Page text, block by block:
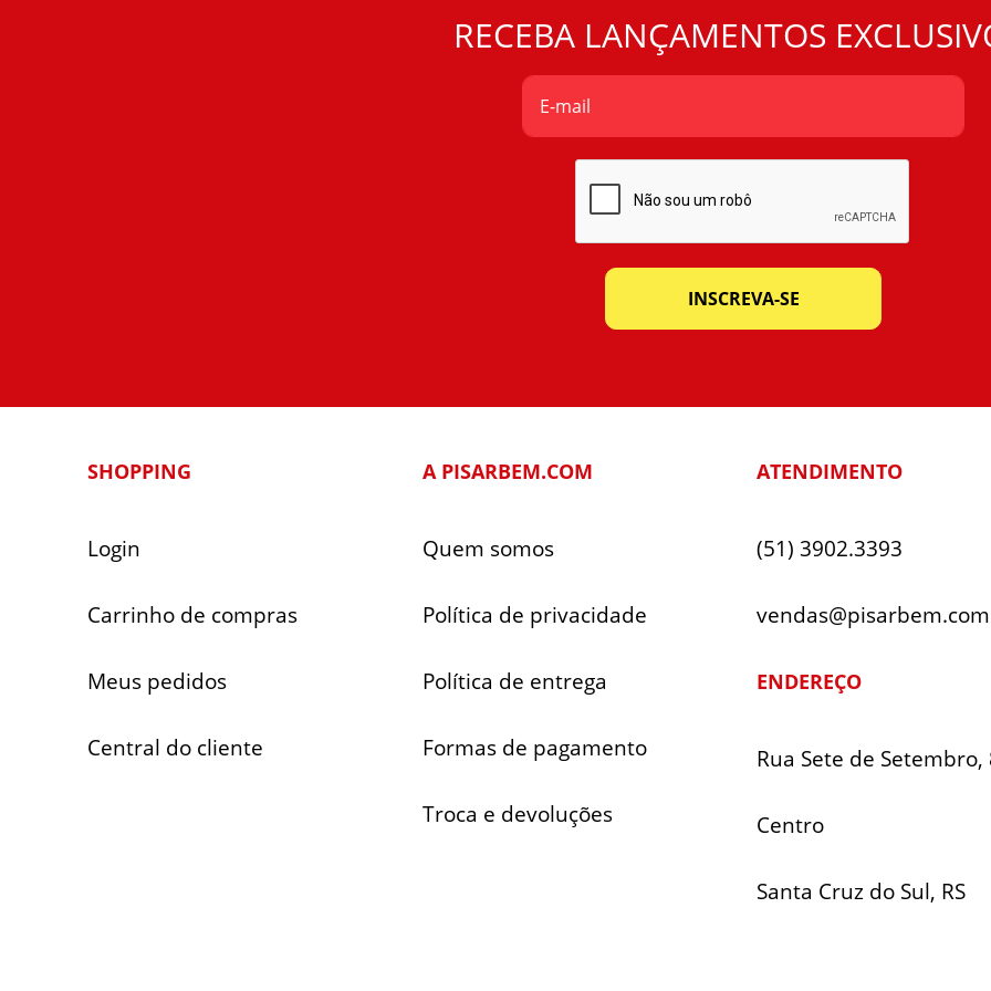
RECEBA LANÇAMENTOS
INSCREVA-SE
SHOPPING
Login
Carrinho de compras
Meus pedidos
Central do cliente
A PISARBEM.COM
Quem somos
Política de privacidade
Política de entrega
Formas de pagamento
Troca e devoluções
ATENDIMENTO
(51) 3902.3393
ENDEREÇO
Rua Sete de Setembro,
Centro
Santa Cruz do Sul, RS